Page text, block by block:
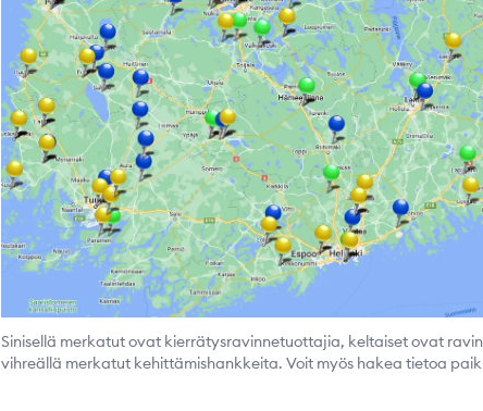
Sinisellä merkatut ovat kierrätysravinnetuottajia, keltaiset ovat
vihreällä merkatut kehittämishankkeita. Voit myös hakea tietoa